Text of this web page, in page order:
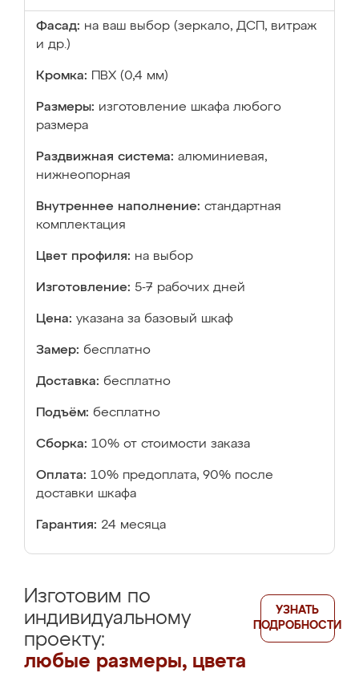
Фасад: на ваш выбор (зеркало, ДСП, витраж
и др.)
Кромка: ПВХ (0,4 мм)
Размеры: изготовление шкафа любого
размера
Раздвижная система: алюминиевая,
нижнеопорная
Внутреннее наполнение: стандартная
комплектация
Цвет профиля: на выбор
Изготовление: 5-7 рабочих дней
Цена: указана за базовый шкаф
Замер: бесплатно
Доставка: бесплатно
Подъём: бесплатно
Сборка: 10% от стоимости заказа
Оплата: 10% предоплата, 90% после
доставки шкафа
Гарантия: 24 месяца
Изготовим по
индивидуальному
проекту:
любые размеры, цвета
УЗНАТЬ
ПОДРОБНОСТИ